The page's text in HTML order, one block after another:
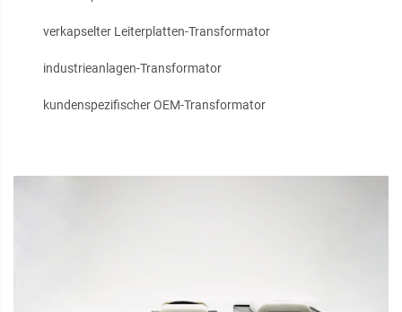
verkapselter Leiterplatten-Transformator
industrieanlagen-Transformator
kundenspezifischer OEM-Transformator